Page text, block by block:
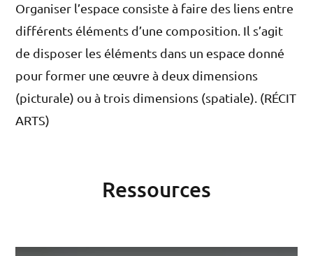
Organiser l’espace consiste à faire des liens entre
différents éléments d’une composition. Il s’agit
de disposer les éléments dans un espace donné
pour former une œuvre à deux dimensions
(picturale) ou à trois dimensions (spatiale). (RÉCIT
ARTS)
Ressources